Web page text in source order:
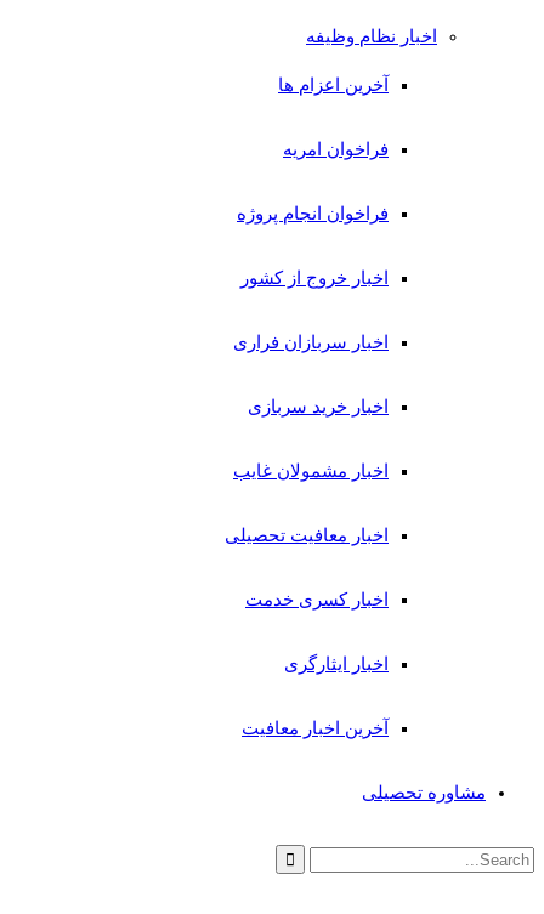
اخبار نظام وظیفه
آخرین اعزام ها
فراخوان امریه
فراخوان انجام پروژه
اخبار خروج از کشور
اخبار سربازان فراری
اخبار خرید سربازی
اخبار مشمولان غایب
اخبار معافیت تحصیلی
اخبار کسری خدمت
اخبار ایثارگری
آخرین اخبار معافیت
مشاوره تحصیلی